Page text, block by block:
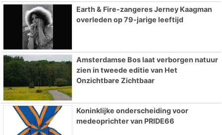
Earth & Fire-zangeres Jerney Kaagman
overleden op 79-jarige leeftijd
Amsterdamse Bos laat verborgen natuur
zien in tweede editie van Het
Onzichtbare Zichtbaar
Koninklijke onderscheiding voor
medeoprichter van PRIDE66